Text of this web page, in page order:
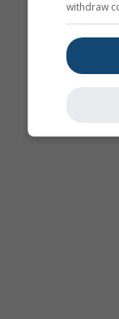
withdraw